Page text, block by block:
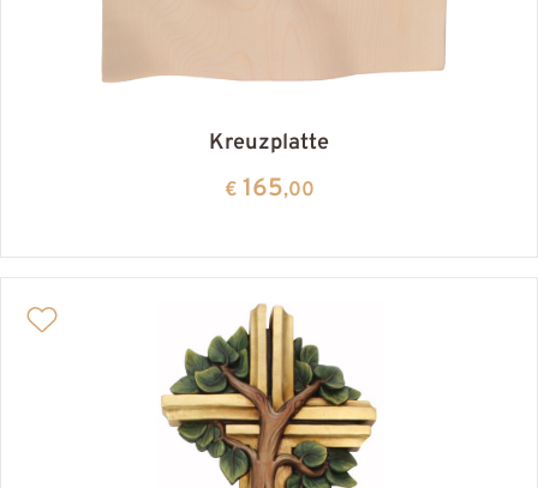
Kreuzplatte
€165,00